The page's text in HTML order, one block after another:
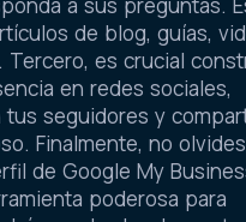
a sus preguntas.
de blog, guías,
Tercero, es crucial
en redes sociales,
tus seguidores y
Finalmente, no olvides
de Google My
poderosa para